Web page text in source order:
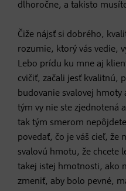
dlhoročne, a takisto
Čiže nájsť si dobrého,
rozumie, ktorý vás vedie,
Lebo prídu ku mne aj
cvičiť, začali jesť kvalitnú,
budovanie svalovej hmoty
tým vy nie ste zjednotená
tak tým smerom
povedať, čo je váš cieľ, že
svalovú hmotu, že chcete
takej istej hmotnosti, ako
zmeniť, aby bolo pevné,